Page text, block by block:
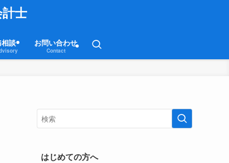
士
談 お問い合わせ
Contact
はじめての方へ